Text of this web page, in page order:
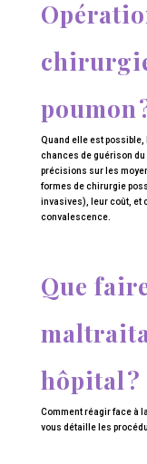
poumon
Quand elle est possible,
chances de guérison
précisions sur les
formes de chirurgie
invasives), leur coût, et
convalescence.
Que
hôpital ?
Comment réagir face à
vous détaille les